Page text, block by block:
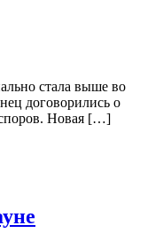
стала выше во
договорились о
Новая […]